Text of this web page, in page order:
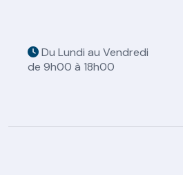
Du Lundi au Vendredi
de 9h00 à 18h00